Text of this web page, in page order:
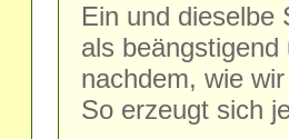
Ein und dieselbe
als
nachdem, wie
So erzeugt sich